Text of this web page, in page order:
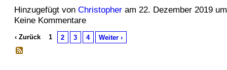
Hinzugefügt von Christopheram 22. Dezember 2019
Keine Kommentare
‹ Zurück 1 2 3 4 Weiter ›